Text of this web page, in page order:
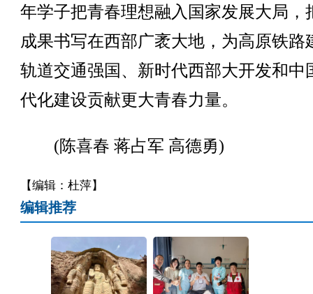
年学子把青春理想融入国家发展大局，
成果书写在西部广袤大地，为高原铁路
轨道交通强国、新时代西部大开发和中
代化建设贡献更大青春力量。
(陈喜春 蒋占军 高德勇)
【编辑：杜萍】
编辑推荐